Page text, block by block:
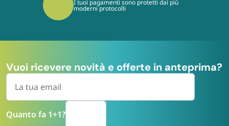
protetti dai più I pagamenti sono
moderni protocolli
Vuoi ricevere novità e offerte in anteprima?
Quanto fa 1+1?